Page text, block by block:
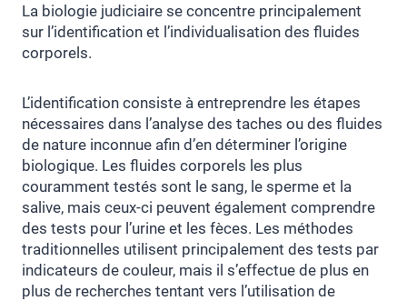
La biologie judiciaire se concentre principalement
sur l’identification et l’individualisation des fluides
corporels.
L’identification consiste à entreprendre les étapes
nécessaires dans l’analyse des taches ou des fluides
de nature inconnue afin d’en déterminer l’origine
biologique. Les fluides corporels les plus
couramment testés sont le sang, le sperme et la
salive, mais ceux-ci peuvent également comprendre
des tests pour l’urine et les fèces. Les méthodes
traditionnelles utilisent principalement des tests par
indicateurs de couleur, mais il s’effectue de plus en
plus de recherches tentant vers l’utilisation de